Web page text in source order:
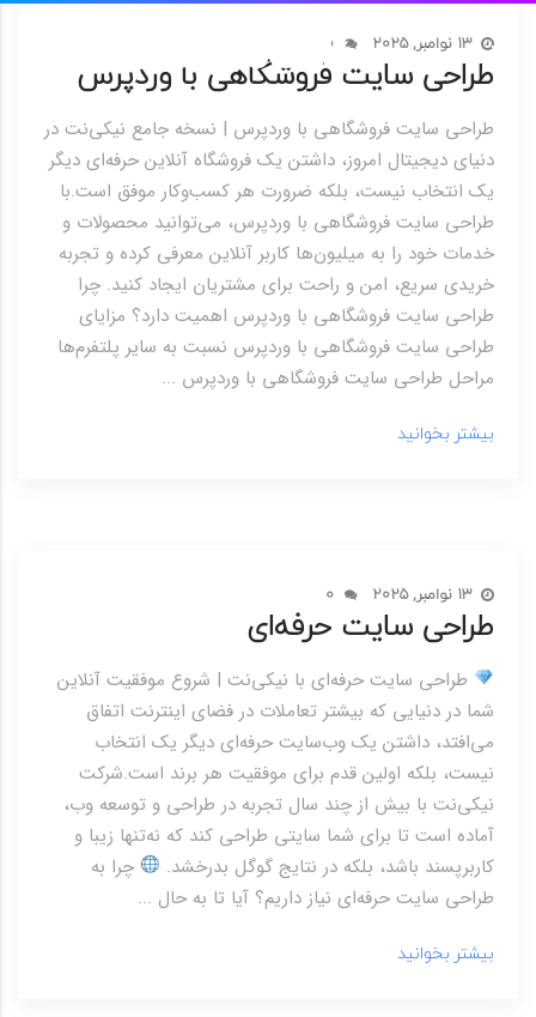
13 نوامبر, 2025 0
طراحی سایت فروشگاهی با وردپرس
طراحی سایت فروشگاهی با وردپرس | نسخه جامع نیکی‌نت در
دنیای دیجیتال امروز، داشتن یک فروشگاه آنلاین حرفه‌ای دیگر
یک انتخاب نیست، بلکه ضرورت هر کسب‌وکار موفق است.با
طراحی سایت فروشگاهی با وردپرس، می‌توانید محصولات و
خدمات خود را به میلیون‌ها کاربر آنلاین معرفی کرده و تجربه
خریدی سریع، امن و راحت برای مشتریان ایجاد کنید. چرا
طراحی سایت فروشگاهی با وردپرس اهمیت دارد؟ مزایای
طراحی سایت فروشگاهی با وردپرس نسبت به سایر پلتفرم‌ها
مراحل طراحی سایت فروشگاهی با وردپرس ...
بیشتر بخوانید
13 نوامبر, 2025 0
طراحی سایت حرفه‌ای
طراحی سایت حرفه‌ای با نیکی‌نت | شروع موفقیت آنلاین
شما در دنیایی که بیشتر تعاملات در فضای اینترنت اتفاق
می‌افتد، داشتن یک وب‌سایت حرفه‌ای دیگر یک انتخاب
نیست، بلکه اولین قدم برای موفقیت هر برند است.شرکت
نیکی‌نت با بیش از چند سال تجربه در طراحی و توسعه وب،
آماده است تا برای شما سایتی طراحی کند که نه‌تنها زیبا و
کاربرپسند باشد، بلکه در نتایج گوگل بدرخشد.
چرا به
طراحی سایت حرفه‌ای نیاز داریم؟ آیا تا به حال ...
بیشتر بخوانید